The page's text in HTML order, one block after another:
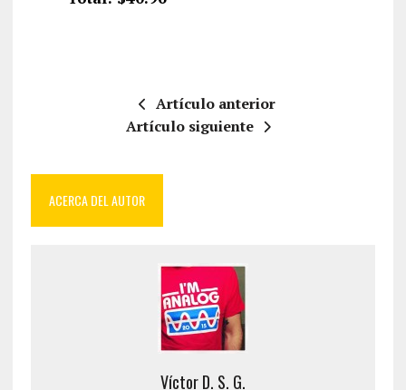
Artículo anterior
Artículo siguiente
ACERCA DEL AUTOR
Víctor D. S. G.